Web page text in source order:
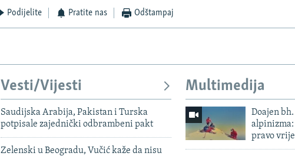
Podijelite Pratite nas Odštampaj
Vesti/Vijesti
Saudijska Arabija, Pakistan i Turska
potpisale zajednički odbrambeni pakt
Zelenski u Beogradu, Vučić kaže da nisu
Multimedija
Doajen bh.
alpinizma:
pravo